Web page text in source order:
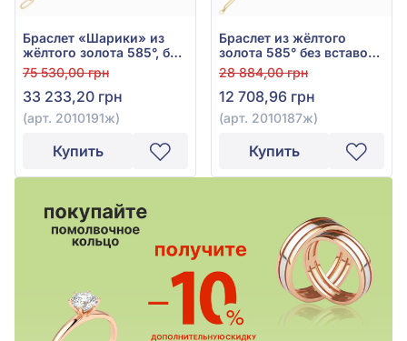
Браслет «Шарики» из
жёлтого золота 585°, без
вставки, арт. 2010191ж
75 530,00 грн
33 233,20 грн
(арт. 2010191ж)
Купить
Браслет из жёлтого
золота 585° без вставок,
арт. 2010187ж
28 884,00 грн
12 708,96 грн
(арт. 2010187ж)
Купить